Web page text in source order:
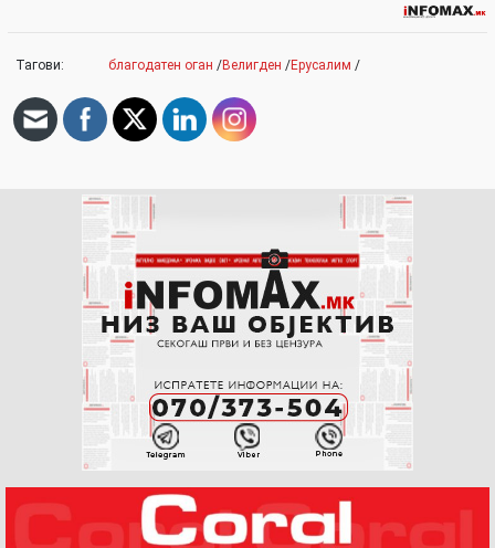
Тагови: благодатен оган /Велигден /Ерусалим /